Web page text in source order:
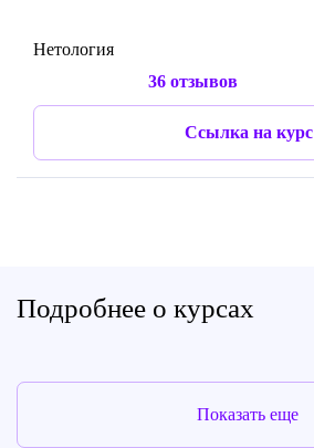
Нетология
36 отзывов
Ссылка на курс
Подробнее о курсах
Показать еще